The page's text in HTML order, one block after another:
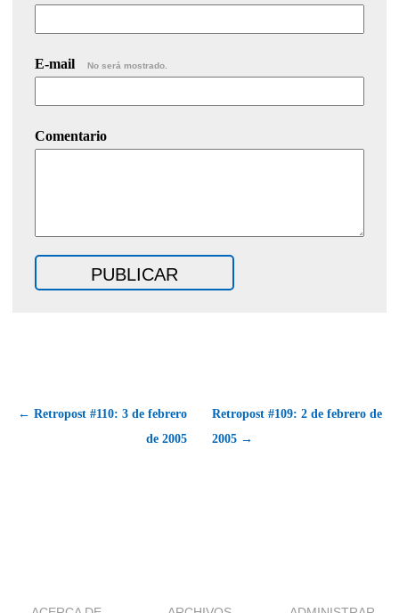
E-mail No será mostrado.
Comentario
← Retropost #110: 3 de febrero
de 2005
Retropost #109: 2 de febrero de
2005 →